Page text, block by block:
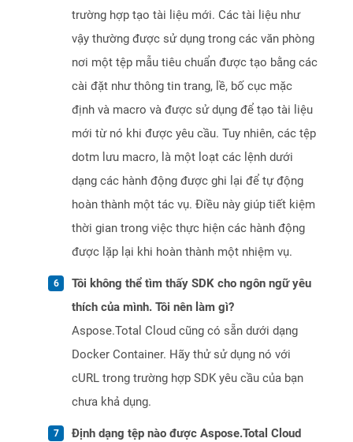
trường hợp tạo tài liệu mới. Các tài liệu như
vậy thường được sử dụng trong các văn phòng
nơi một tệp mẫu tiêu chuẩn được tạo bằng các
cài đặt như thông tin trang, lề, bố cục mặc
định và macro và được sử dụng để tạo tài liệu
mới từ nó khi được yêu cầu. Tuy nhiên, các tệp
dotm lưu macro, là một loạt các lệnh dưới
dạng các hành động được ghi lại để tự động
hoàn thành một tác vụ. Điều này giúp tiết kiệm
thời gian trong việc thực hiện các hành động
được lặp lại khi hoàn thành một nhiệm vụ.
Tôi không thể tìm thấy SDK cho ngôn ngữ yêu
thích của mình. Tôi nên làm gì?
Aspose.Total Cloud cũng có sẵn dưới dạng
Docker Container. Hãy thử sử dụng nó với
cURL trong trường hợp SDK yêu cầu của bạn
chưa khả dụng.
Định dạng tệp nào được Aspose.Total Cloud